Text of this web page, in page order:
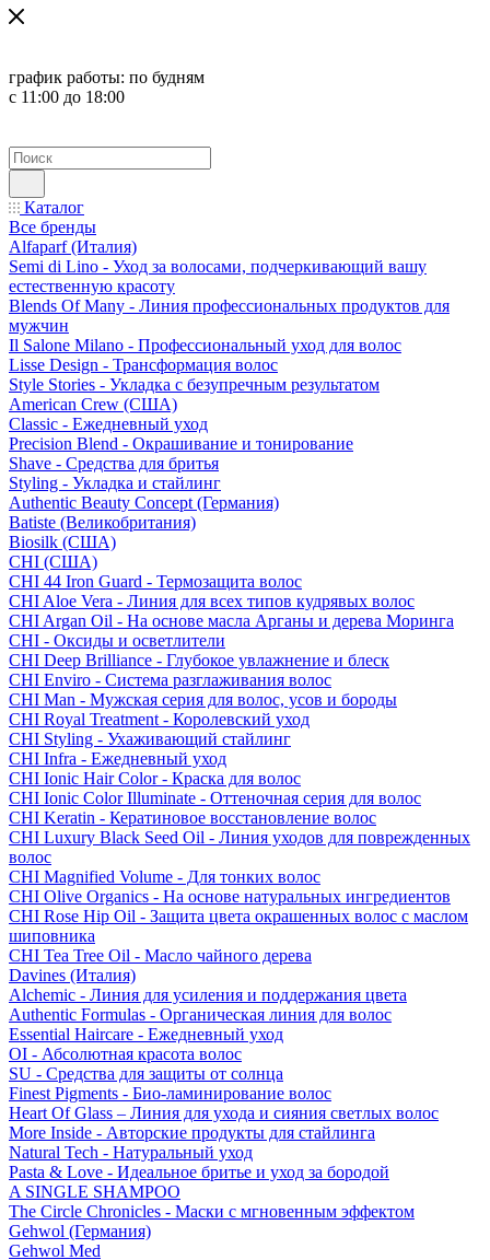
график работы: по будням
с 11:00 до 18:00
Каталог
Все бренды
Alfaparf (Италия)
Semi di Lino - Уход за волосами, подчеркивающий вашу
естественную красоту
Blends Of Many - Линия профессиональных продуктов для
мужчин
Il Salone Milano - Профессиональный уход для волос
Lisse Design - Трансформация волос
Style Stories - Укладка с безупречным результатом
American Crew (США)
Classic - Ежедневный уход
Precision Blend - Окрашивание и тонирование
Shave - Средства для бритья
Styling - Укладка и стайлинг
Authentic Beauty Concept (Германия)
Batiste (Великобритания)
Biosilk (США)
CHI (США)
CHI 44 Iron Guard - Термозащита волос
CHI Aloe Vera - Линия для всех типов кудрявых волос
CHI Argan Oil - На основе масла Арганы и дерева Моринга
CHI - Оксиды и осветлители
CHI Deep Brilliance - Глубокое увлажнение и блеск
CHI Enviro - Система разглаживания волос
CHI Man - Мужская серия для волос, усов и бороды
CHI Royal Treatment - Королевский уход
CHI Styling - Ухаживающий стайлинг
CHI Infra - Ежедневный уход
CHI Ionic Hair Color - Краска для волос
CHI Ionic Color Illuminate - Оттеночная серия для волос
CHI Keratin - Кератиновое восстановление волос
CHI Luxury Black Seed Oil - Линия уходов для поврежденных
волос
CHI Magnified Volume - Для тонких волос
CHI Olive Organics - На основе натуральных ингредиентов
CHI Rose Hip Oil - Защита цвета окрашенных волос с маслом
шиповника
CHI Tea Tree Oil - Масло чайного дерева
Davines (Италия)
Alchemic - Линия для усиления и поддержания цвета
Authentic Formulas - Органическая линия для волос
Essential Haircare - Eжедневный уход
OI - Абсолютная красота волос
SU - Средства для защиты от солнца
Finest Pigments - Био-ламинирование волос
Heart Of Glass – Линия для ухода и сияния светлых волос
More Inside - Авторские продукты для стайлинга
Natural Tech - Натуральный уход
Pasta & Love - Идеальное бритье и уход за бородой
A SINGLE SHAMPOO
The Circle Chronicles - Маски с мгновенным эффектом
Gehwol (Германия)
Gehwol Med